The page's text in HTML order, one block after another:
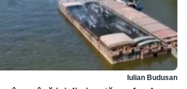
Iulian Budusan